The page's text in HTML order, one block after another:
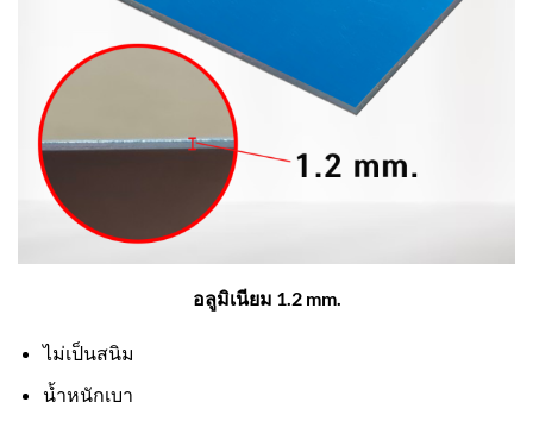
อลูมิเนียม 1.2 mm.
ไม่เป็นสนิม
น้ำหนักเบา